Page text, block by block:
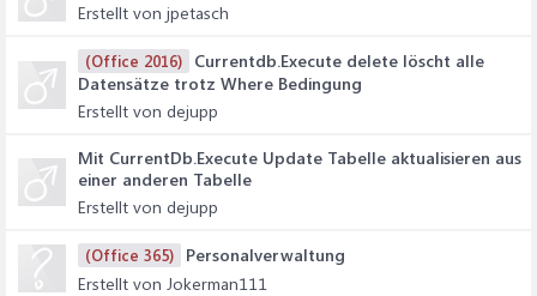
Erstellt von jpetasch
(Office 2016)
Currentdb.Execute delete löscht alle
Datensätze trotz Where Bedingung
Erstellt von dejupp
Mit CurrentDb.Execute Update Tabelle aktualisieren aus
einer anderen Tabelle
Erstellt von dejupp
(Office 365)
Personalverwaltung
Erstellt von Jokerman111